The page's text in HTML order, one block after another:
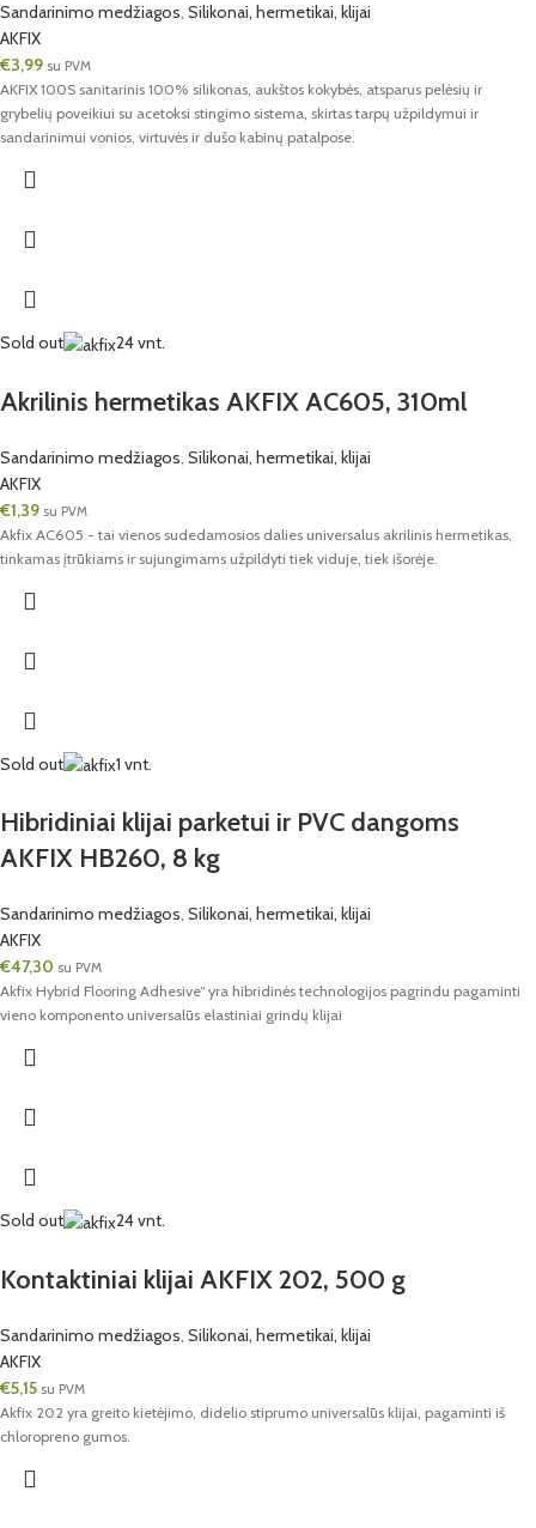
Sandarinimo medžiagos, Silikonai, hermetikai, klijai
AKFIX
€3,99 su PVM
AKFIX 100S sanitarinis 100% silikonas, aukštos kokybės, atsparus pelėsių ir
grybelių poveikiui su acetoksi stingimo sistema, skirtas tarpų užpildymui ir
sandarinimui vonios, virtuvės ir dušo kabinų patalpose.
Sold out 24 vnt.
Akrilinis hermetikas AKFIX AC605, 310ml
Sandarinimo medžiagos, Silikonai, hermetikai, klijai
AKFIX
€1,39 su PVM
Akfix AC605 - tai vienos sudedamosios dalies universalus akrilinis hermetikas,
tinkamas įtrūkiams ir sujungimams užpildyti tiek viduje, tiek išorėje.
Sold out 1 vnt.
Hibridiniai klijai parketui ir PVC dangoms
AKFIX HB260, 8 kg
Sandarinimo medžiagos, Silikonai, hermetikai, klijai
AKFIX
€47,30 su PVM
Akfix Hybrid Flooring Adhesive“ yra hibridinės technologijos pagrindu pagaminti
vieno komponento universalūs elastiniai grindų klijai
Sold out 24 vnt.
Kontaktiniai klijai AKFIX 202, 500 g
Sandarinimo medžiagos, Silikonai, hermetikai, klijai
AKFIX
€5,15 su PVM
Akfix 202 yra greito kietėjimo, didelio stiprumo universalūs klijai, pagaminti iš
chloropreno gumos.